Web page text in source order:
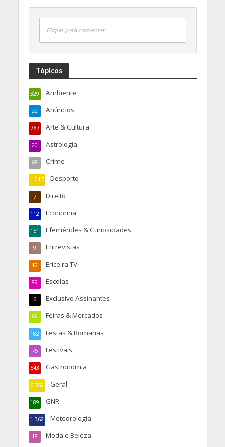
Clique para comentar
Tópicos
Ambiente
329
Anúncios
22
Arte & Cultura
767
Astrologia
20
Crime
68
Desporto
1.017
Direito
7
Economia
112
Efemérides & Curiosidades
151
Entrevistas
9
Ericeira TV
12
Escolas
89
Exclusivo Assinantes
6
Feiras & Mercados
69
Festas & Romarias
182
Festivais
75
Gastronomia
543
Geral
6.769
GNR
189
Meteorologia
1.362
Moda e Beleza
18